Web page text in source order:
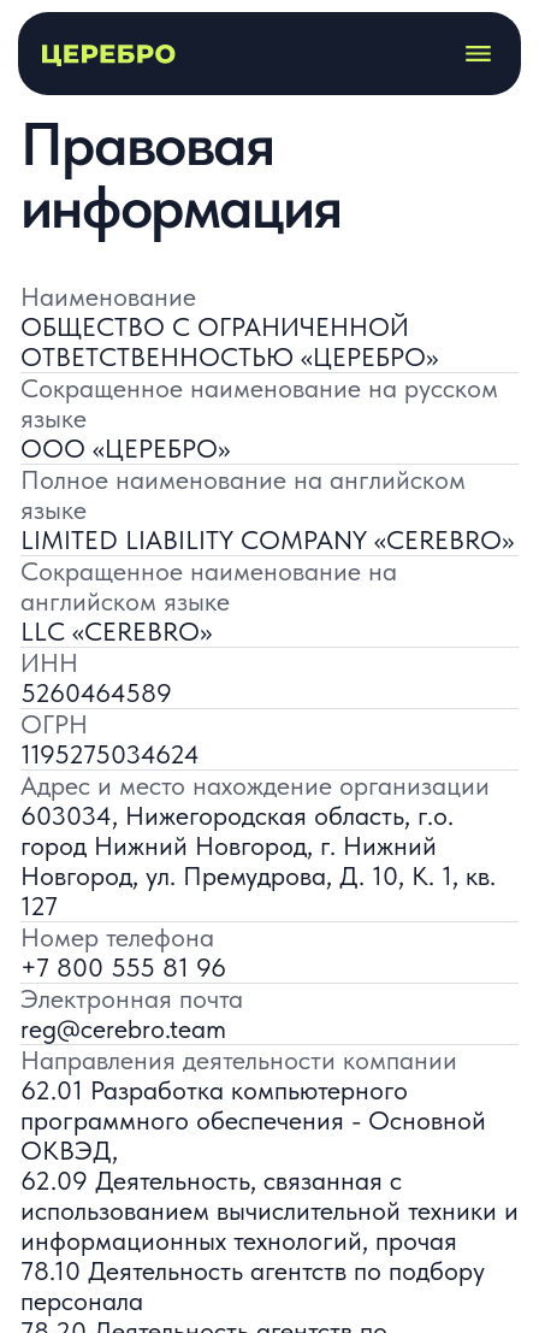
Правовая
информация
Наименование
ОБЩЕСТВО С ОГРАНИЧЕННОЙ
языке
ООО «ЦЕРЕБРО»
Полное наименование на английском
языке
LIMITED LIABILITY COMPANY «CEREBRO»
Сокращенное наименование на
английском языке
LLC «CEREBRO»
ИНН
5260464589
ОГРН
1195275034624
Адрес и место нахождение организации
603034, Нижегородская область, г.о.
город Нижний Новгород, г. Нижний
Новгород, ул. Премудрова, Д. 10, К. 1, кв.
127
Номер телефона
+7 800 555 81 96
Электронная почта
reg@cerebro.team
Направления деятельности компании
62.01 Разработка компьютерного
программного обеспечения - Основной
ОКВЭД,
62.09 Деятельность, связанная с
использованием вычислительной техники и
информационных технологий, прочая
78.10 Деятельность агентств по подбору
персонала
78.20 Деятельность агентств по
временному трудоустройству
78.30 Деятельность по подбору персонала
прочая
Вид деятельности в области
информационных технологий
Код 1.01. Проектирование, и (или)
обследование, и (или) разработка, и (или)
адаптация, и (или) модификация (в том
числе локализация, кастомизация,
доработка), и (или) обратное
проектирование (реверсивный
инжиниринг), и (или) модернизация, и
(или) обновление, и (или) установка, и
(или) интеграция, и (или) настройка, и
(или) конфигурирование, и (или)
внедрение, и (или) сопровождение, и
(или) тестирование, и (или) испытания, и